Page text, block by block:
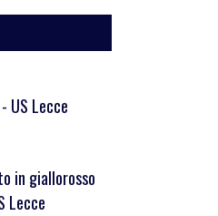
US Lecce
in giallorosso
Lecce